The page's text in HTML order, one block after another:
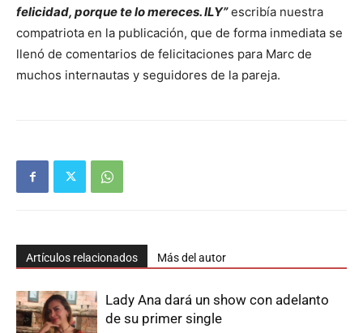
felicidad, porque te lo mereces. ILY”escribía nuestra
compatriota en la publicación, que de forma inmediata se
llenó de comentarios de felicitaciones para Marc de
muchos internautas y seguidores de la pareja.
Artículos relacionados Más del autor
Lady Ana dará un show con adelanto
de su primer single